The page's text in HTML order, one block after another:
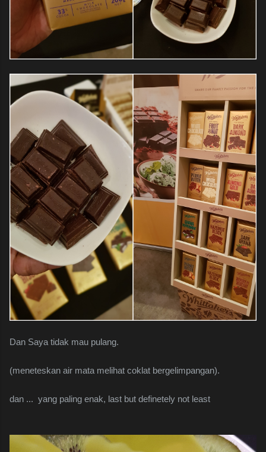
Dan Saya tidak mau pulang.
(meneteskan air mata melihat coklat bergelimpangan).
dan ... yang paling enak, last but definetely not least